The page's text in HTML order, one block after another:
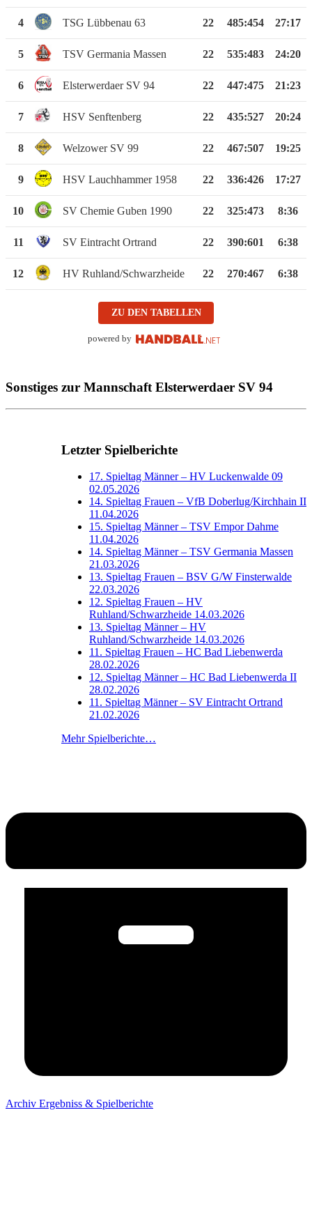
4 TSG Lübbenau 63 22 485:454 27:17
5 TSV Germania Massen 22 535:483 24:20
6 Elsterwerdaer SV 94 22 447:475 21:23
7 HSV Senftenberg 22 435:527 20:24
8 Welzower SV 99 22 467:507 19:25
9 HSV Lauchhammer 1958 22 336:426 17:27
10 SV Chemie Guben 1990 22 325:473 8:36
11 SV Eintracht Ortrand 22 390:601 6:38
12 HV Ruhland/Schwarzheide 22 270:467 6:38
ZU DEN TABELLEN
powered by
Sonstiges zur Mannschaft Elsterwerdaer SV 94
Letzter Spielberichte
17. Spieltag Männer – HV Luckenwalde 09
02.05.2026
14. Spieltag Frauen – VfB Doberlug/Kirchhain II
11.04.2026
15. Spieltag Männer – TSV Empor Dahme
11.04.2026
14. Spieltag Männer – TSV Germania Massen
21.03.2026
13. Spieltag Frauen – BSV G/W Finsterwalde
22.03.2026
12. Spieltag Frauen – HV
Ruhland/Schwarzheide 14.03.2026
13. Spieltag Männer – HV
Ruhland/Schwarzheide 14.03.2026
11. Spieltag Frauen – HC Bad Liebenwerda
28.02.2026
12. Spieltag Männer – HC Bad Liebenwerda II
28.02.2026
11. Spieltag Männer – SV Eintracht Ortrand
21.02.2026
Mehr Spielberichte…
Archiv Ergebniss & Spielberichte